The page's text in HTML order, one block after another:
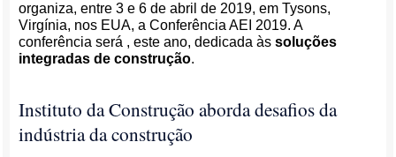
organiza, entre 3 e 6 de abril de 2019, em Tysons,
Virgínia, nos EUA, a Conferência AEI 2019. A
conferência será , este ano, dedicada àssoluções
integradas de construção.
Instituto da Construção aborda desafios da
indústria da construção